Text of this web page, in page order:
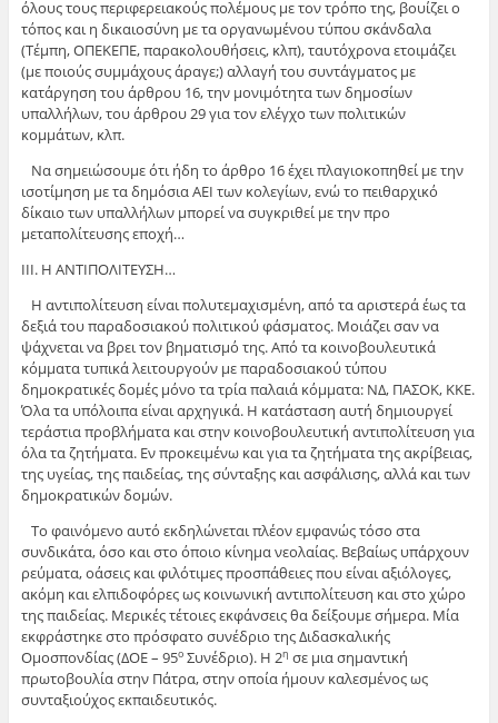
όλους τους περιφερειακούς πολέμους με τον τρόπο της, βουίζει ο
τόπος και η δικαιοσύνη με τα οργανωμένου τύπου σκάνδαλα
(Τέμπη, ΟΠΕΚΕΠΕ, παρακολουθήσεις, κλπ), ταυτόχρονα ετοιμάζει
(με ποιούς συμμάχους άραγε;) αλλαγή του συντάγματος με
κατάργηση του άρθρου 16, την μονιμότητα των δημοσίων
υπαλλήλων, του άρθρου 29 για τον ελέγχο των πολιτικών
κομμάτων, κλπ.
Να σημειώσουμε ότι ήδη το άρθρο 16 έχει πλαγιοκοπηθεί με την
ισοτίμηση με τα δημόσια ΑΕΙ των κολεγίων, ενώ το πειθαρχικό
δίκαιο των υπαλλήλων μπορεί να συγκριθεί με την προ
μεταπολίτευσης εποχή…
ΙΙΙ. Η ΑΝΤΙΠΟΛΙΤΕΥΣΗ…
Η αντιπολίτευση είναι πολυτεμαχισμένη, από τα αριστερά έως τα
δεξιά του παραδοσιακού πολιτικού φάσματος. Μοιάζει σαν να
ψάχνεται να βρει τον βηματισμό της. Από τα κοινοβουλευτικά
κόμματα τυπικά λειτουργούν με παραδοσιακού τύπου
δημοκρατικές δομές μόνο τα τρία παλαιά κόμματα: ΝΔ, ΠΑΣΟΚ, ΚΚΕ.
Όλα τα υπόλοιπα είναι αρχηγικά. Η κατάσταση αυτή δημιουργεί
τεράστια προβλήματα και στην κοινοβουλευτική αντιπολίτευση για
όλα τα ζητήματα. Εν προκειμένω και για τα ζητήματα της ακρίβειας,
της υγείας, της παιδείας, της σύνταξης και ασφάλισης, αλλά και των
δημοκρατικών δομών.
Το φαινόμενο αυτό εκδηλώνεται πλέον εμφανώς τόσο στα
συνδικάτα, όσο και στο όποιο κίνημα νεολαίας. Βεβαίως υπάρχουν
ρεύματα, οάσεις και φιλότιμες προσπάθειες που είναι αξιόλογες,
ακόμη και ελπιδοφόρες ως κοινωνική αντιπολίτευση και στο χώρο
της παιδείας. Μερικές τέτοιες εκφάνσεις θα δείξουμε σήμερα. Μία
εκφράστηκε στο πρόσφατο συνέδριο της Διδασκαλικής
Ομοσπονδίας (ΔΟΕ – 95οΣυνέδριο). Η 2η σε μια σημαντική
πρωτοβουλία στην Πάτρα, στην οποία ήμουν καλεσμένος ως
συνταξιούχος εκπαιδευτικός.